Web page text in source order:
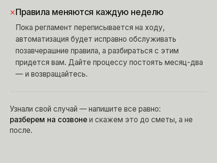
×Правила меняются каждую неделю
Пока регламент переписывается на ходу,
автоматизация будет исправно обслуживать
позавчерашние правила, а разбираться с этим
придется вам. Дайте процессу постоять месяц-два
— и возвращайтесь.
Узнали свой случай — напишите все равно:
разберем на созвоне и скажем это до сметы, а не
после.